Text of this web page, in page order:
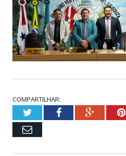
COMPARTILHAR:
TwitterFacebookGoogle+
Email